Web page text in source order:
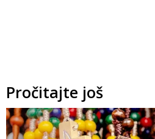
Pročitajte još